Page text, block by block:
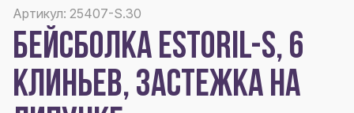
Артикул: 25407-S.30
БЕЙСБОЛКА ESTORIL-S, 6
КЛИНЬЕВ, ЗАСТЕЖКА НА